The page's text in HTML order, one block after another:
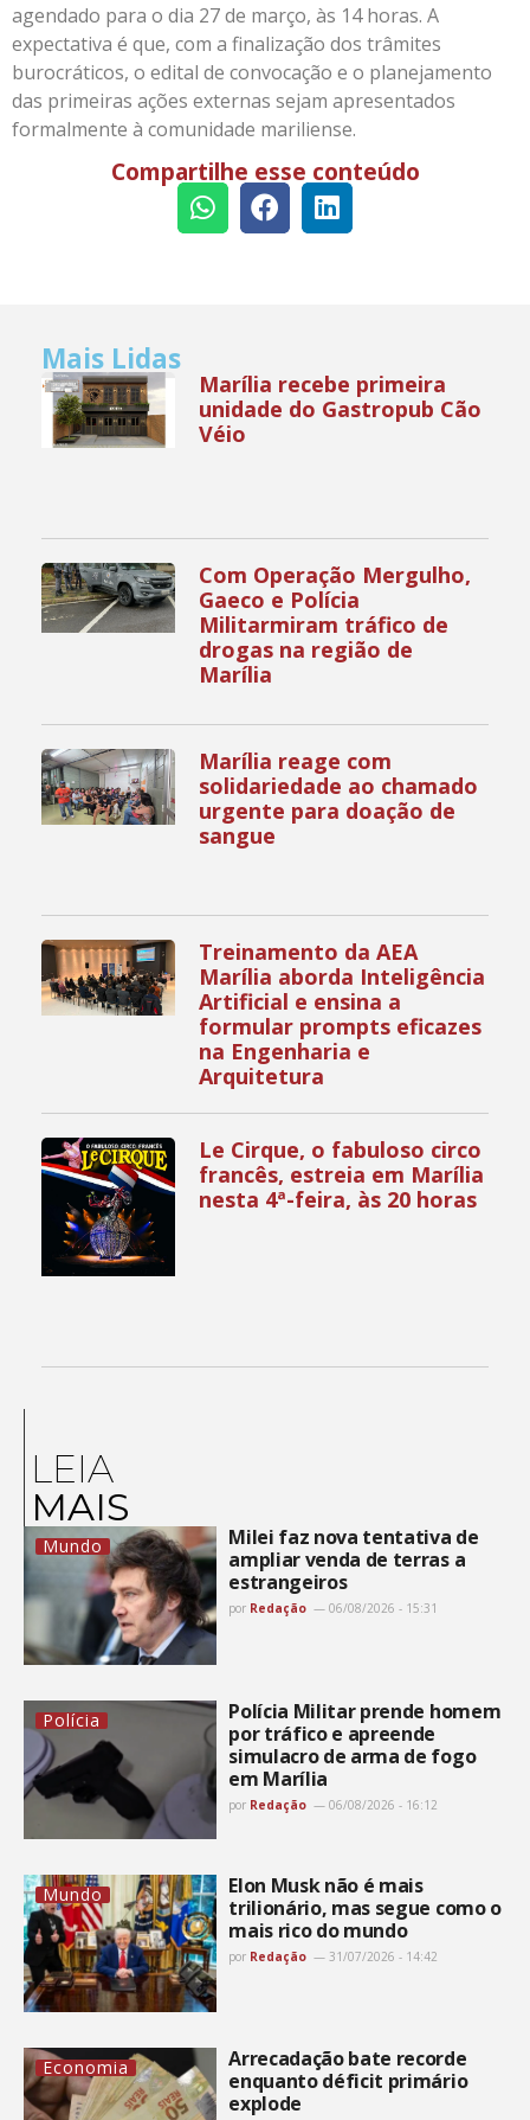
agendado para o dia 27 de março, às 14 horas. A
expectativa é que, com a finalização dos trâmites
burocráticos, o edital de convocação e o planejamento
das primeiras ações externas sejam apresentados
formalmente à comunidade mariliense.
Compartilhe esse conteúdo
Mais Lidas
Marília recebe primeira
unidade do Gastropub Cão
Véio
Com Operação Mergulho,
Gaeco e Polícia
Militarmiram tráfico de
drogas na região de
Marília
Marília reage com
solidariedade ao chamado
urgente para doação de
sangue
Treinamento da AEA
Marília aborda Inteligência
Artificial e ensina a
formular prompts eficazes
na Engenharia e
Arquitetura
Le Cirque, o fabuloso circo
francês, estreia em Marília
nesta 4ª-feira, às 20 horas
LEIA
MAIS
Mundo
Milei faz nova tentativa de
ampliar venda de terras a
estrangeiros
por Redação 06/08/2026 - 15:31
Polícia
Polícia Militar prende homem
por tráfico e apreende
simulacro de arma de fogo
em Marília
por Redação 06/08/2026 - 16:12
Mundo
Elon Musk não é mais
trilionário, mas segue como o
mais rico do mundo
por Redação 31/07/2026 - 14:42
Economia
Arrecadação bate recorde
enquanto déficit primário
explode